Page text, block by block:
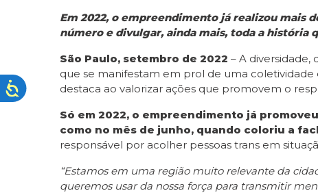
Em 2022, o empreendimento já realizou mais
número e divulgar, ainda mais, toda a história
São Paulo, setembro de 2022 – A
que se manifestam em prol de uma coletividade
destaca ao valorizar ações que promovem o
Só em 2022, o empreendimento já
como no mês de junho, quando coloriu a
responsável por acolher pessoas trans em
“Estamos em uma região muito relevante da
queremos usar da nossa força para transmitir